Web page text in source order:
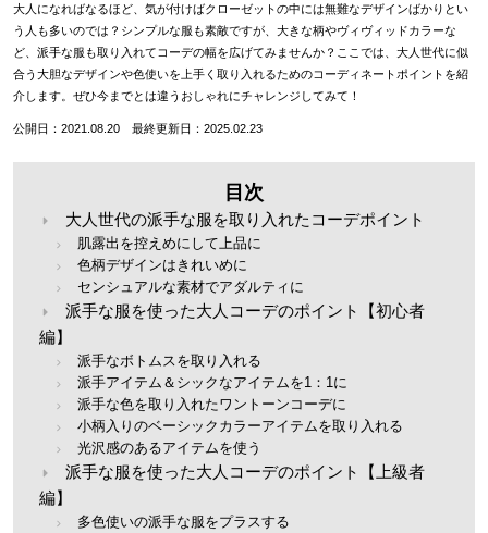
大人になればなるほど、気が付けばクローゼットの中には無難なデザインばかりとい
う人も多いのでは？シンプルな服も素敵ですが、大きな柄やヴィヴィッドカラーな
ど、派手な服も取り入れてコーデの幅を広げてみませんか？ここでは、大人世代に似
合う大胆なデザインや色使いを上手く取り入れるためのコーディネートポイントを紹
介します。ぜひ今までとは違うおしゃれにチャレンジしてみて！
公開日：2021.08.20 最終更新日：2025.02.23
目次
大人世代の派手な服を取り入れたコーデポイント
肌露出を控えめにして上品に
色柄デザインはきれいめに
センシュアルな素材でアダルティに
派手な服を使った大人コーデのポイント【初心者
編】
派手なボトムスを取り入れる
派手アイテム＆シックなアイテムを1：1に
派手な色を取り入れたワントーンコーデに
小柄入りのベーシックカラーアイテムを取り入れる
光沢感のあるアイテムを使う
派手な服を使った大人コーデのポイント【上級者
編】
多色使いの派手な服をプラスする